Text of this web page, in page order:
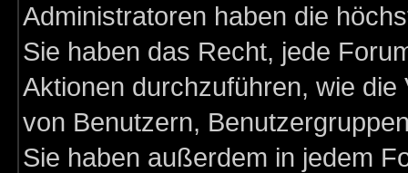
Administratoren haben die
Sie haben das Recht, jede
Aktionen durchzuführen, wie
von Benutzern,
Sie haben außerdem in jedem